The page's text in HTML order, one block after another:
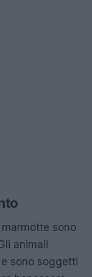
sono
animali
sono soggetti